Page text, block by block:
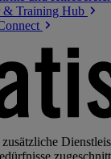
& Training Hub
zusätzliche